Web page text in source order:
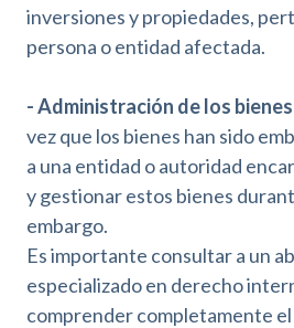
inversiones y propiedades,
persona o entidad afectada.
- Administración de los
vez que los bienes han sido
a una entidad o autoridad
y gestionar estos bienes
embargo.
Es importante consultar a un
especializado en derecho
comprender completamente